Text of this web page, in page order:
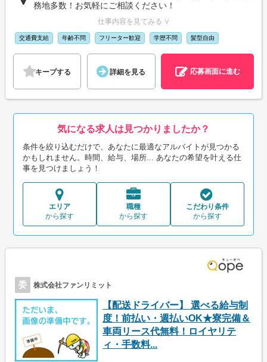
務地多数！お気軽にご相談ください！
仕事内容を見てみる ∨
交通費支給 年齢不問 フリーター歓迎 学歴不問 髪型自由
キープする 詳細を見る 応募画面に進む
気になる求人は見つかりましたか？
条件を絞り込むだけで、あなたに最適なアルバイトが見つかる
かもしれません。時間、給与、場所... あなたの希望を叶える仕
事を見つけましょう！
エリア
から探す
職種
から探す
こだわり条件
から探す
委 株式会社ファンリミット
【配送ドライバー】 選べる給与制
度！前払い・週払いOK★寮完備＆
車両リース代無料！ロイヤリテ
ィ・手数料...